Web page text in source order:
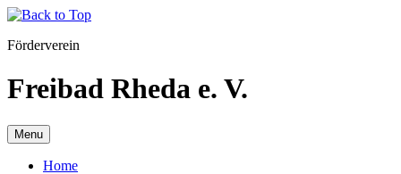
Förderverein
Freibad Rheda e. V.
Menu
Home